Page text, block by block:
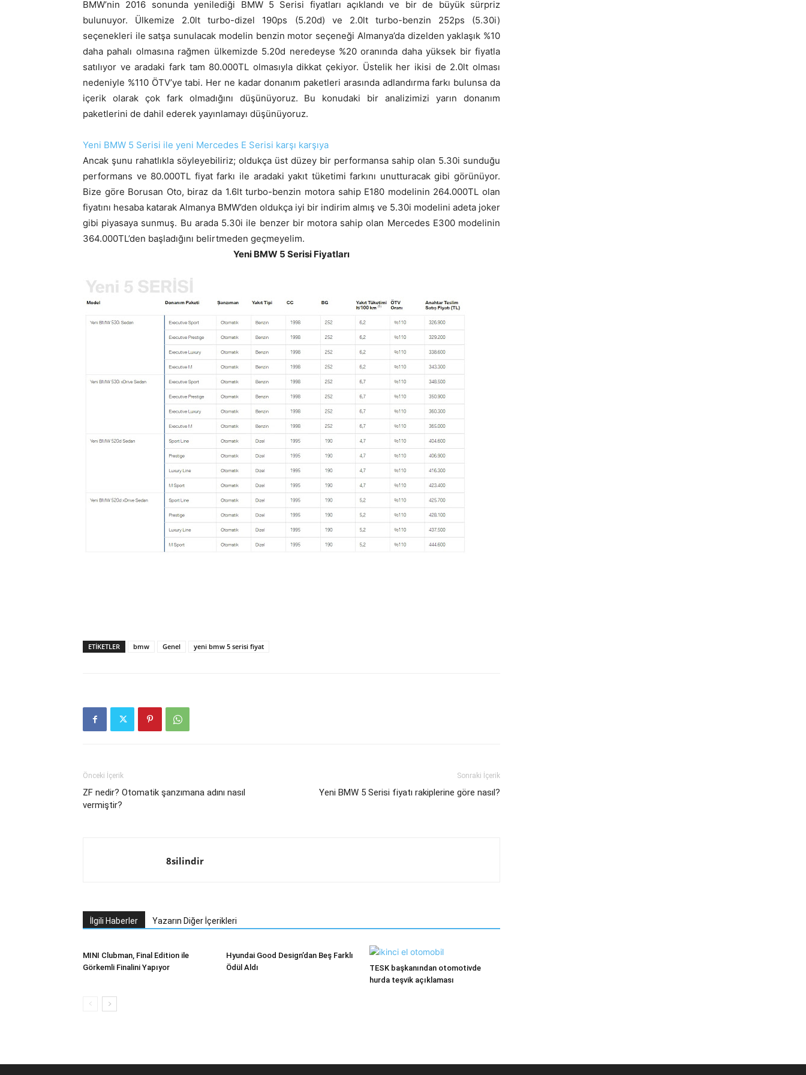
BMW’nin 2016 sonunda yenilediği BMW 5 Serisi fiyatları açıklandı ve bir de büyük sürpriz
bulunuyor. Ülkemize 2.0lt turbo-dizel 190ps (5.20d) ve 2.0lt turbo-benzin 252ps (5.30i)
seçenekleri ile satşa sunulacak modelin benzin motor seçeneği Almanya’da dizelden yaklaşık %10
daha pahalı olmasına rağmen ülkemizde 5.20d neredeyse %20 oranında daha yüksek bir fiyatla
satılıyor ve aradaki fark tam 80.000TL olmasıyla dikkat çekiyor. Üstelik her ikisi de 2.0lt olması
nedeniyle %110 ÖTV’ye tabi. Her ne kadar donanım paketleri arasında adlandırma farkı bulunsa da
içerik olarak çok fark olmadığını düşünüyoruz. Bu konudaki bir analizimizi yarın donanım
paketlerini de dahil ederek yayınlamayı düşünüyoruz.
Yeni BMW 5 Serisi ile yeni Mercedes E Serisi karşı karşıya
Ancak şunu rahatlıkla söyleyebiliriz; oldukça üst düzey bir performansa sahip olan 5.30i sunduğu
performans ve 80.000TL fiyat farkı ile aradaki yakıt tüketimi farkını unutturacak gibi görünüyor.
Bize göre Borusan Oto, biraz da 1.6lt turbo-benzin motora sahip E180 modelinin 264.000TL olan
fiyatını hesaba katarak Almanya BMW’den oldukça iyi bir indirim almış ve 5.30i modelini adeta joker
gibi piyasaya sunmuş. Bu arada 5.30i ile benzer bir motora sahip olan Mercedes E300 modelinin
364.000TL’den başladığını belirtmeden geçmeyelim.
Yeni BMW 5 Serisi Fiyatları
ETIKETLER bmw Genel yeni bmw 5 serisi fiyat
Önceki İçerik
ZF nedir? Otomatik şanzımana adını nasıl
vermiştir?
Sonraki İçerik
Yeni BMW 5 Serisi fiyatı rakiplerine göre nasıl?
8silindir
İlgili Haberler Yazarın Diğer İçerikleri
MINI Clubman, Final Edition ile
Görkemli Finalini Yapıyor
Hyundai Good Design’dan Beş Farklı
Ödül Aldı
TESK başkanından otomotivde
hurda teşvik açıklaması